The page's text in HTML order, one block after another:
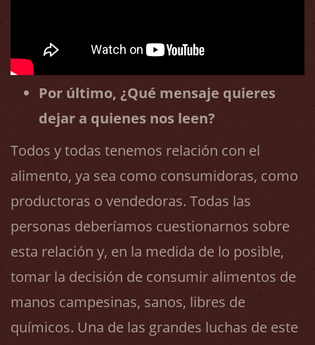
Por último, ¿Qué mensaje quieres
dejar a quienes nos leen?
Todos y todas tenemos relación con el
alimento, ya sea como consumidoras, como
productoras o vendedoras. Todas las
personas deberíamos cuestionarnos sobre
esta relación y, en la medida de lo posible,
tomar la decisión de consumir alimentos de
manos campesinas, sanos, libres de
químicos. Una de las grandes luchas de este